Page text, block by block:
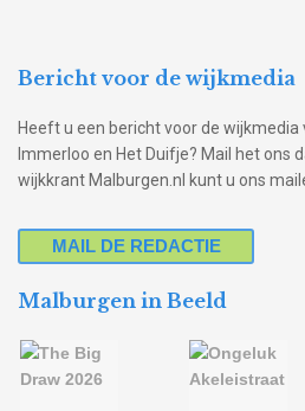
Bericht voor de wijkmedia
Heeft u een bericht voor de wijkmedia
Immerloo en Het Duifje? Mail het ons
wijkkrant Malburgen.nl kunt u ons
MAIL DE REDACTIE
Malburgen in Beeld